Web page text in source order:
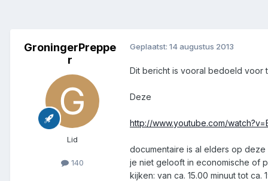
GroningerPreppe
r
Lid
140
Geplaatst: 14 augustus 2013
Dit bericht is vooral bedoeld voor
Deze
http://www.youtube.com/
documentaire is al elders op
je niet gelooft in economische of
kijken: van ca. 15.00 minuut tot ca.